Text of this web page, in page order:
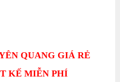
QUANG GIÁ RẺ
KẾ MIỄN PHÍ